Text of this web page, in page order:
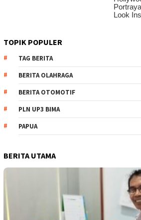
TOPIK POPULER
TAG BERITA
BERITA OLAHRAGA
BERITA OTOMOTIF
PLN UP3 BIMA
PAPUA
BERITA UTAMA